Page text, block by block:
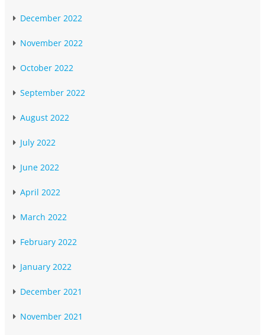
December 2022
November 2022
October 2022
September 2022
August 2022
July 2022
June 2022
April 2022
March 2022
February 2022
January 2022
December 2021
November 2021